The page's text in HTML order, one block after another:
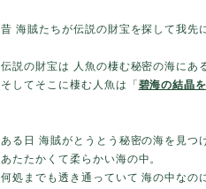
昔 海賊たちが伝説の財宝を探して我先
伝説の財宝は 人魚の棲む秘密の海にあ
そしてそこに棲む人魚は「 碧海の結晶
ある日 海賊がとうとう秘密の海を見つ
あたたかくて柔らかい海の中。
何処までも透き通っていて 海の中なの